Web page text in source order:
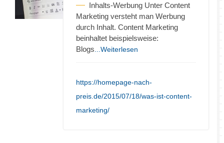
Inhalts-Werbung Unter Content
Marketing versteht man Werbung
durch Inhalt. Content Marketing
beinhaltet beispielsweise:
Blogs ...Weiterlesen
https://homepage-nach-
preis.de/2015/07/18/was-ist-content-
marketing/